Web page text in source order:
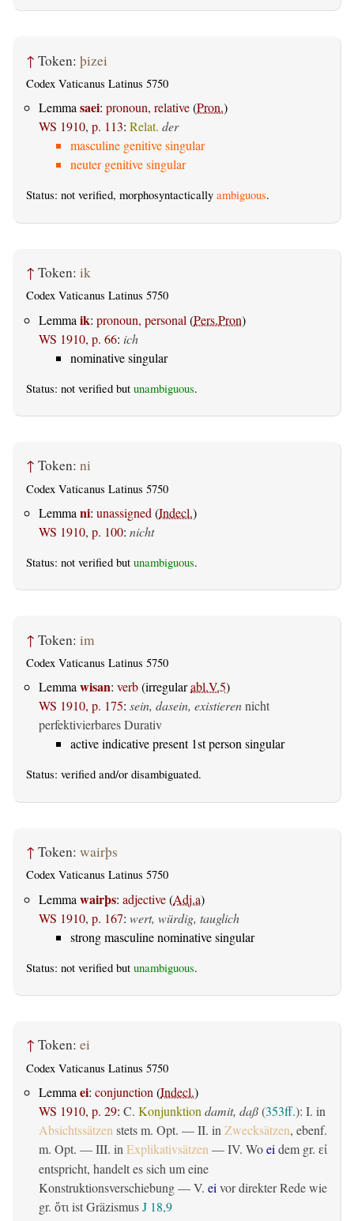
↑ Token: þizei
Codex Vaticanus Latinus 5750
Lemmasaei: pronoun, relative(Pron.)
WS 1910, p. 113: Relat. der
masculine genitive singular
neuter genitive singular
Status: not verified, morphosyntactically ambiguous.
↑ Token: ik
Codex Vaticanus Latinus 5750
Lemma ik: pronoun, personal (Pers.Pron)
WS 1910, p. 66: ich
nominative singular
Status: not verified but unambiguous.
↑ Token: ni
Codex Vaticanus Latinus 5750
Lemma ni: unassigned (Indecl.)
WS 1910, p. 100: nicht
Status: not verified but unambiguous.
↑ Token: im
Codex Vaticanus Latinus 5750
Lemmawisan: verb(irregularabl.V.5)
WS 1910, p. 175: sein, dasein, existierennicht
perfektivierbares Durativ
active indicative present 1st person singular
Status: verified and/or disambiguated.
↑ Token: wairþs
Codex Vaticanus Latinus 5750
Lemma wairþs: adjective(Adj.a)
WS 1910, p. 167: wert, würdig, tauglich
strong masculine nominative singular
Status: not verified but unambiguous.
↑ Token: ei
Codex Vaticanus Latinus 5750
Lemma ei: conjunction (Indecl.)
WS 1910, p. 29: C. Konjunktion damit, daß(353ff.): I. in
Absichtssätzen stets m. Opt. — II. in Zwecksätzen, ebenf.
m. Opt. — III. in Explikativsätzen — IV. Woei dem gr. εἰ
entspricht, handelt es sich um eine
Konstruktionsverschiebung — V. ei vor direkter Rede wie
gr. ὅτι ist GräzismusJ 18,9